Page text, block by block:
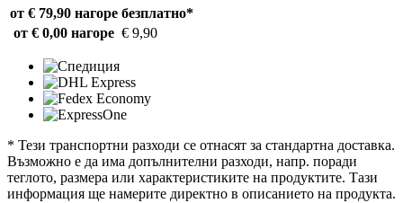
от € 79,90 нагоре безплатно*
от € 0,00 нагоре € 9,90
* Тези транспортни разходи се отнасят за стандартна доставка.
Възможно е да има допълнителни разходи, напр. поради
теглото, размера или характеристиките на продуктите. Тази
информация ще намерите директно в описанието на продукта.